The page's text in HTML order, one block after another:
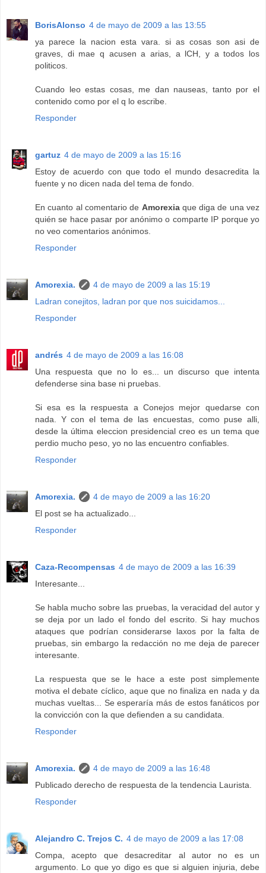
BorisAlonso 4 de mayo de 2009 a las 13:55
ya parece la nacion esta vara. si as cosas son asi de
graves, di mae q acusen a arias, a lCH, y a todos los
politicos.
Cuando leo estas cosas, me dan nauseas, tanto por el
contenido como por el q lo escribe.
Responder
gartuz 4 de mayo de 2009 a las 15:16
Estoy de acuerdo con que todo el mundo desacredita la
fuente y no dicen nada del tema de fondo.
En cuanto al comentario de Amorexia que diga de una vez
quién se hace pasar por anónimo o comparte IP porque yo
no veo comentarios anónimos.
Responder
Amorexia.
4 de mayo de 2009 a las 15:19
Ladran conejitos, ladran por que nos suicidamos...
Responder
andrés 4 de mayo de 2009 a las 16:08
Una respuesta que no lo es... un discurso que intenta
defenderse sina base ni pruebas.
Si esa es la respuesta a Conejos mejor quedarse con
nada. Y con el tema de las encuestas, como puse alli,
desde la última eleccion presidencial creo es un tema que
perdio mucho peso, yo no las encuentro confiables.
Responder
Amorexia.
4 de mayo de 2009 a las 16:20
El post se ha actualizado...
Responder
Caza-Recompensas 4 de mayo de 2009 a las 16:39
Interesante...
Se habla mucho sobre las pruebas, la veracidad del autor y
se deja por un lado el fondo del escrito. Si hay muchos
ataques que podrían considerarse laxos por la falta de
pruebas, sin embargo la redacción no me deja de parecer
interesante.
La respuesta que se le hace a este post simplemente
motiva el debate cíclico, aque que no finaliza en nada y da
muchas vueltas... Se esperaría más de estos fanáticos por
la convicción con la que defienden a su candidata.
Responder
Amorexia.
4 de mayo de 2009 a las 16:48
Publicado derecho de respuesta de la tendencia Laurista.
Responder
Alejandro C. Trejos C. 4 de mayo de 2009 a las 17:08
Compa, acepto que desacreditar al autor no es un
argumento. Lo que yo digo es que si alguien injuria, debe